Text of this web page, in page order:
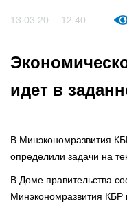
13.03.20 12:40
идет в
В Минэкономразвития
определили задачи на
В Доме правительства
Минэкономразвития КБР